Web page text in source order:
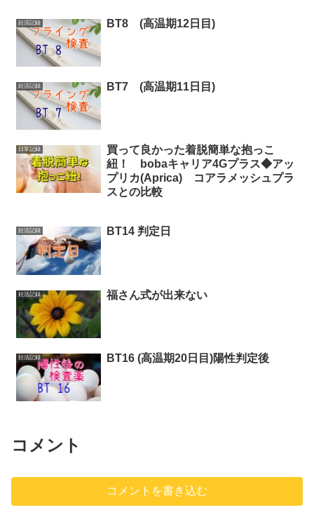
妊活記録 BT8 (高温期12日目)
妊活記録 BT7 (高温期11日目)
日常記録
買って良かった着脱簡単な抱っこ
紐！ bobaキャリア4Gプラス◆アッ
プリカ(Aprica) コアラメッシュプラ
スとの比較
妊活記録 BT14 判定日
妊活記録 福さん式が出来ない
妊活記録 BT16 (高温期20日目)陽性判定後
コメント
コメントを書き込む